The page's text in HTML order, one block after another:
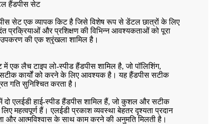
हैंडपीस सेट
सेट एक व्यापक किट है जिसे विशेष रूप से डेंटल छात्रों के लिए
प्रक्रियाओं और प्रशिक्षण की विभिन्न आवश्यकताओं को पूरा
की एक श्रृंखला शामिल है।
एक लैच टाइप लो-स्पीड हैंडपीस शामिल है, जो पॉलिशिंग,
कार्यों को करने के लिए आवश्यक है। यह हैंडपीस सटीक
गति सुनिश्चित करता है।
दो एलईडी हाई-स्पीड हैंडपीस शामिल हैं, जो कुशल और सटीक
महत्वपूर्ण हैं। एलईडी प्रकाश व्यवस्था बेहतर दृश्यता प्रदान
और आत्मविश्वास के साथ काम करने की अनुमति मिलती है।